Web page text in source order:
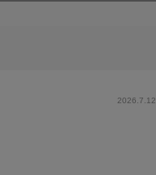
2026.7.12